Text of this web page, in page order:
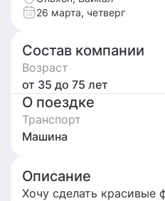
26 марта, четверг
Состав компании
Возраст
от 35 до 75 лет
О поездке
Транспорт
Машина
Описание
Хочу сделать красивые